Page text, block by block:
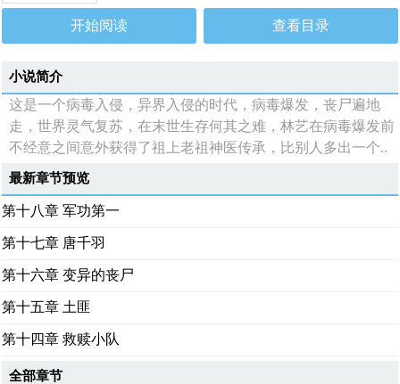
开始阅读 查看目录
小说简介
这是一个病毒入侵，异界入侵的时代，病毒爆发，丧尸遍地
走，世界灵气复苏，在末世生存何其之难，林艺在病毒爆发前
不经意之间意外获得了祖上老祖神医传承，比别人多出一个..
最新章节预览
第十八章 军功第一
第十七章 唐千羽
第十六章 变异的丧尸
第十五章 土匪
第十四章 救赎小队
全部章节